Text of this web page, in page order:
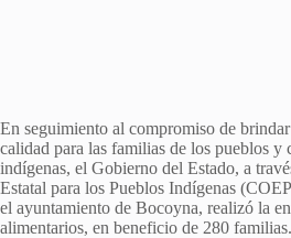
En seguimiento al compromiso de
calidad para las familias de los pueblos y
indígenas, el Gobierno del Estado, a
Estatal para los Pueblos Indígenas
el ayuntamiento de Bocoyna, realizó la
alimentarios, en beneficio de 280 familias.